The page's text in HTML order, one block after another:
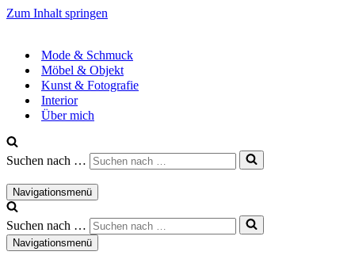
Zum Inhalt springen
Mode & Schmuck
Möbel & Objekt
Kunst & Fotografie
Interior
Über mich
Suchen nach …
Navigationsmenü
Suchen nach …
Navigationsmenü